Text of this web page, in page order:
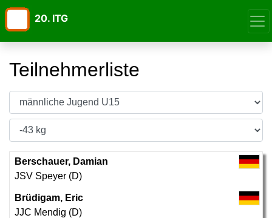
20. ITG
Teilnehmerliste
Berschauer, Damian
JSV Speyer (D)
Brüdigam, Eric
JJC Mendig (D)